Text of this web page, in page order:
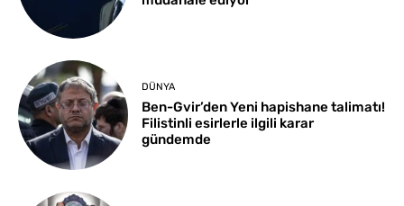
DÜNYA
Ben-Gvir’den Yeni hapishane talimatı!
Filistinli esirlerle ilgili karar
gündemde